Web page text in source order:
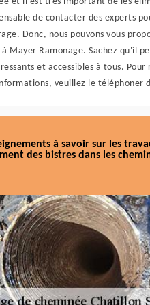
de contacter des experts
Donc, nous pouvons vous
Mayer Ramonage. Sachez qu'il
et accessibles à tous. Pour
veuillez le téléphoner
à savoir sur les
des bistres dans les